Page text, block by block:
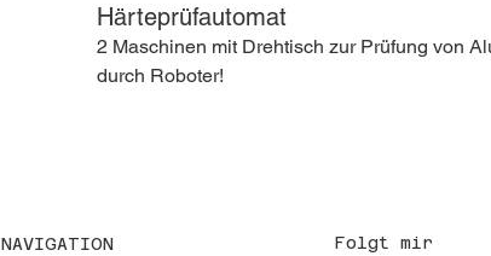
Härteprüfautomat
2 Maschinen mit Drehtisch zur Prüfung von
durch Roboter!
NAVIGATION Folgt mir